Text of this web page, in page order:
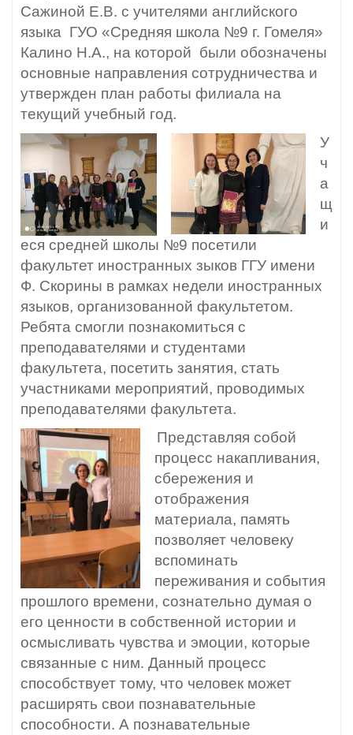
Сажиной Е.В. с учителями английского
языка ГУО «Средняя школа №9 г. Гомеля»
Калино Н.А., на которой были обозначены
основные направления сотрудничества и
утвержден план работы филиала на
текущий учебный год.
У
ч
а
щ
и
еся средней школы №9 посетили
факультет иностранных зыков ГГУ имени
Ф. Скорины в рамках недели иностранных
языков, организованной факультетом.
Ребята смогли познакомиться с
преподавателями и студентами
факультета, посетить занятия, стать
участниками мероприятий, проводимых
преподавателями факультета.
Представляя собой
процесс накапливания,
сбережения и
отображения
материала, память
позволяет человеку
вспоминать
переживания и события
прошлого времени, сознательно думая о
его ценности в собственной истории и
осмысливать чувства и эмоции, которые
связанные с ним. Данный процесс
способствует тому, что человек может
расширять свои познавательные
способности. А познавательные